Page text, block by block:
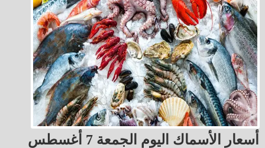
أسعار الأسماك اليوم الجمعة 7 أغسطس